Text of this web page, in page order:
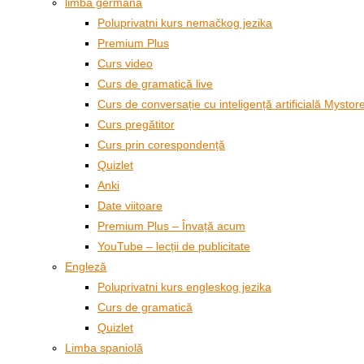
Poluprivatni kurs nemačkog jezika
Premium Plus
Curs video
Curs de gramatică live
Curs de conversație cu inteligență artificială
Curs pregătitor
Curs prin corespondență
Quizlet
Anki
Date viitoare
Premium Plus – Învață acum
YouTube – lecții de publicitate
Engleză
Poluprivatni kurs engleskog jezika
Curs de gramatică
Quizlet
Limba spaniolă